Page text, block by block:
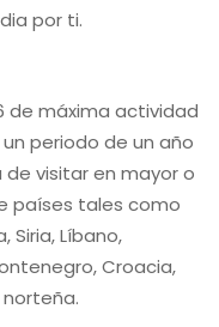
de máxima actividad
periodo de un año
visitar en mayor o
países tales como
Siria, Líbano,
Croacia,